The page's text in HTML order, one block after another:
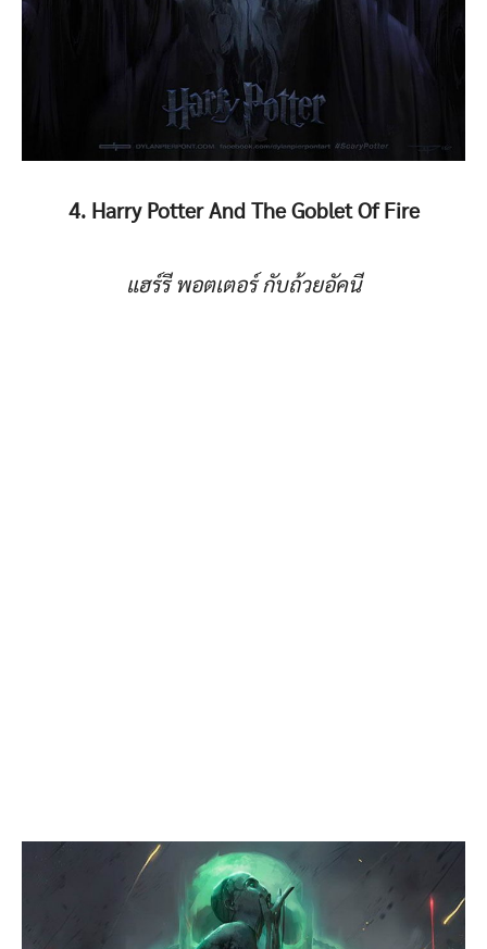
4. Harry Potter And The Goblet Of Fire
แฮร์รี พอตเตอร์ กับถ้วยอัคนี